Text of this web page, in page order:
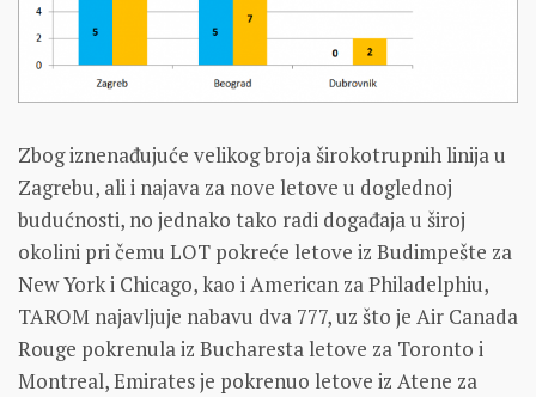
Zbog iznenađujuće velikog broja širokotrupnih linija u
Zagrebu, ali i najava za nove letove u doglednoj
budućnosti, no jednako tako radi događaja u široj
okolini pri čemu LOT pokreće letove iz Budimpešte za
New York i Chicago, kao i American za Philadelphiu,
TAROM najavljuje nabavu dva 777, uz što je Air Canada
Rouge pokrenula iz Bucharesta letove za Toronto i
Montreal, Emirates je pokrenuo letove iz Atene za